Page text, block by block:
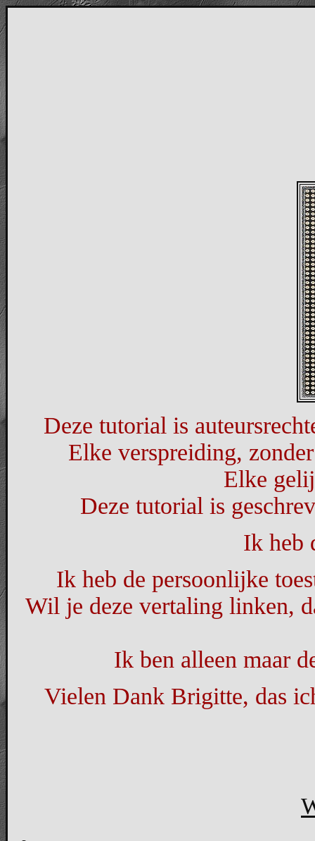
Deze tutorial is
Elke verspreiding,
Elke
Deze tutorial is
Ik heb
Ik heb de persoonlijke
Wil je deze vertaling linken,
Ik ben alleen maar
Vielen Dank Brigitte, das